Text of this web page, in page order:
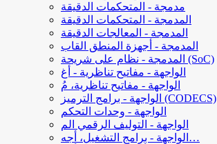
مدمجة - المتحكمات الدقيقة
المدمجة - المتحكمات الدقيقة
المدمجة - المعالجات الدقيقة
المدمجة - أجهزة المنطق القاب
المدمجة - نظام على شريحة (SoC)
الواجهة - مفاتيح تناظرية - أغ
الواجهة - مفاتيح تناظرية، مُ
الواجهة - برامج الترميز (CODECS)
الواجهة - وحدات التحكم
الواجهة - التوليف الرقمي الم
الواجهة - برامج التشغيل، أجه…